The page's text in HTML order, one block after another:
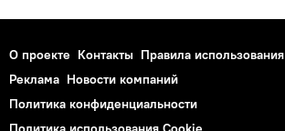
О проекте Контакты Правила использования
Реклама Новости компаний
Политика конфиденциальности